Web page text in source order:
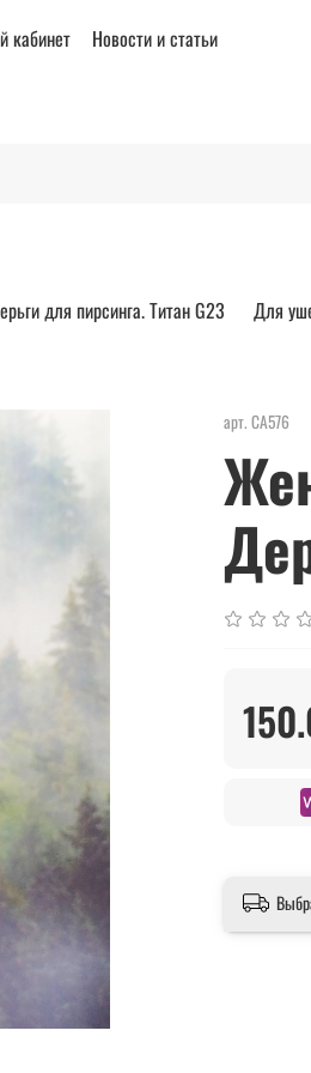
кабинет Новости и статьи
для пирсинга. Титан G23 Для
арт. СА576